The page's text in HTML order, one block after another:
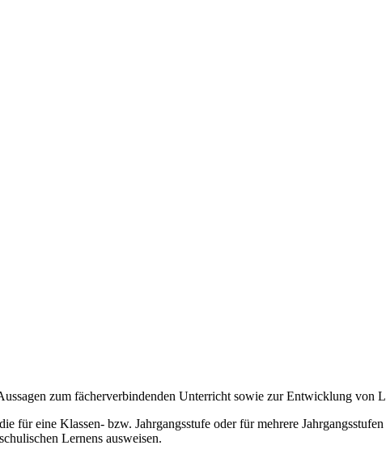
zum fächerverbindenden Unterricht sowie zur Entwicklung von
für eine Klassen- bzw. Jahrgangsstufe oder für mehrere
Lernens ausweisen.